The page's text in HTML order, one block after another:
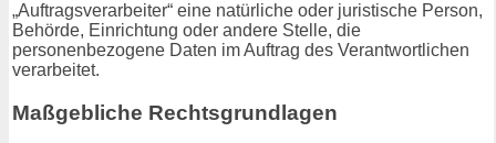
„Auftragsverarbeiter“ eine natürliche oder juristische Person,
Behörde, Einrichtung oder andere Stelle, die
personenbezogene Daten im Auftrag des Verantwortlichen
verarbeitet.
Maßgebliche Rechtsgrundlagen